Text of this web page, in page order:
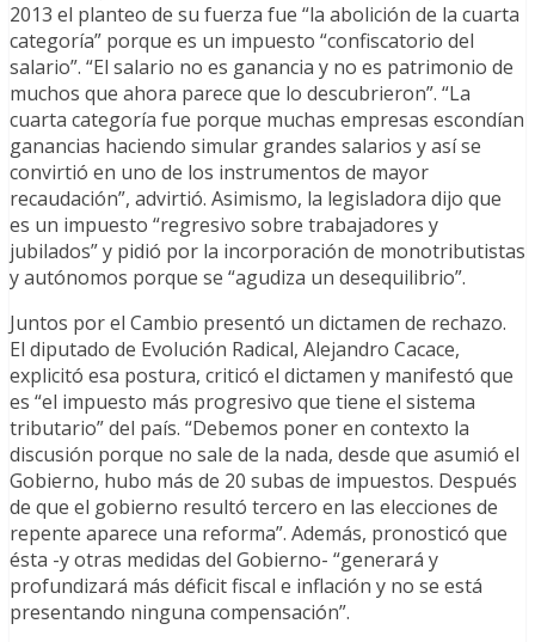
2013 el planteo de su fuerza fue “la abolición de la cuarta
categoría” porque es un impuesto “confiscatorio del
salario”. “El salario no es ganancia y no es patrimonio de
muchos que ahora parece que lo descubrieron”. “La
cuarta categoría fue porque muchas empresas escondían
ganancias haciendo simular grandes salarios y así se
convirtió en uno de los instrumentos de mayor
recaudación”, advirtió. Asimismo, la legisladora dijo que
es un impuesto “regresivo sobre trabajadores y
jubilados” y pidió por la incorporación de monotributistas
y autónomos porque se “agudiza un desequilibrio”.
Juntos por el Cambio presentó un dictamen de rechazo.
El diputado de Evolución Radical, Alejandro Cacace,
explicitó esa postura, criticó el dictamen y manifestó que
es “el impuesto más progresivo que tiene el sistema
tributario” del país. “Debemos poner en contexto la
discusión porque no sale de la nada, desde que asumió el
Gobierno, hubo más de 20 subas de impuestos. Después
de que el gobierno resultó tercero en las elecciones de
repente aparece una reforma”. Además, pronosticó que
ésta -y otras medidas del Gobierno- “generará y
profundizará más déficit fiscal e inflación y no se está
presentando ninguna compensación”.